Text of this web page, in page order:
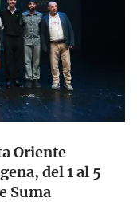
Oriente
del 1 al 5
Suma